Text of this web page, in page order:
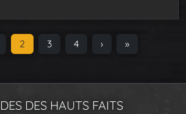
C
e
2
P
3
P
4 › »
DES HAUTS FAITS